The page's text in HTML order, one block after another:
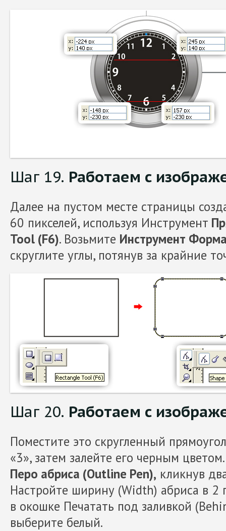
Шаг 19. Работаем с
Далее на пустом месте страницы
60 пикселей, используя Инструмент
Tool (F6). Возьмите Инструмент
скруглите углы, потянув за крайние
Шаг 20. Работаем с
Поместите это скругленный
«3», затем залейте его черным
Перо абриса (Outline Pen), кликнув
Настройте ширину (Width) абриса в 2
в окошке Печатать под заливкой
выберите белый.